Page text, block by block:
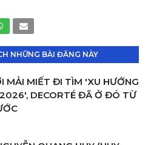
NHỮNG BÀI ĐĂNG NÀY
MẢI MIẾT ĐI TÌM 'XU HƯỚNG
DECORTÉ ĐÃ Ở ĐÓ TỪ